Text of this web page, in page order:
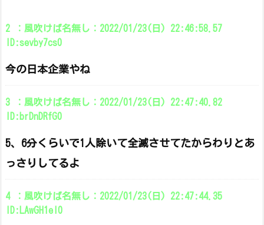
2 ：風吹けば名無し：2022/01/23(日) 22:46:58.57
ID:sevby7cs0
今の日本企業やね
3 ：風吹けば名無し：2022/01/23(日) 22:47:40.82
ID:brDnDRfG0
5、6分くらいで1人除いて全滅させてたからわりとあ
っさりしてるよ
4 ：風吹けば名無し：2022/01/23(日) 22:47:44.35
ID:LAwGH1el0